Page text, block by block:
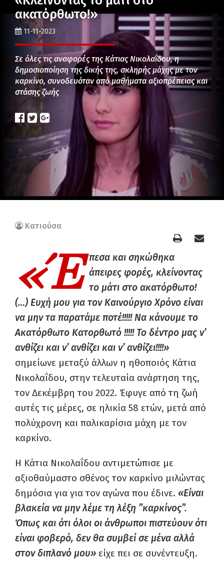
ακατόρθωτο!»
11-11-2023
Σε όλες τις αναφορές της Κάτιας Νικολαΐδου, η
δημοσιοποίηση της δικής της, σκληρής μάχης με τον
καρκίνο, συνοδευόταν από μαθήματα αξιοπρέπειας και
στάσης ζωής
Κατιούσα
«Έ
πεσα και σηκώθηκα
άπειρες φορές, κλείνοντας
το μάτι στο ακατόρθωτο!
(…) Ευχή μου για τον Καινούργιο Χρόνο είναι
να μην τα παρατάμε ποτέ!!!!! Να κάνουμε το
Ακατόρθωτο Κατορθωτό !!!!! Το δέντρο μας ν’
ανθίζει και ν’ ανθίζει και ν’ ανθίζει!!!!»
σημείωνε μεταξύ άλλων η ηθοποιός Κάτια
Νικολαΐδου, στην τελευταία ανάρτηση της,
τον Δεκέμβρη του 2022. Έφυγε από τη ζωή
αυτές τις μέρες, σε ηλικία 58 ετών, μετά από
πολύχρονη και παλικαρίσια μάχη με τον
καρκίνο.
Η Κάτια Νικολαΐδου αντιμετώπισε με
αξιοθαύμαστο σθένος τον καρκίνο μιλώντας
δημόσια για για τον αγώνα που έδινε. «Είναι
βλακεία να μην λέμε τη λέξη ”καρκίνος”.
Όπως και ότι όλοι οι άνθρωποι πιστεύουν ότι
είναι φοβερό, δεν θα συμβεί σε μένα αλλά
στον διπλανό μου» είχε πει σε συνέντευξη.